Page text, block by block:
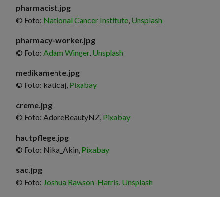
pharmacist.jpg
© Foto: National Cancer Institute, Unsplash
pharmacy-worker.jpg
© Foto: Adam Winger, Unsplash
medikamente.jpg
© Foto: katicaj, Pixabay
creme.jpg
© Foto: AdoreBeautyNZ, Pixabay
hautpflege.jpg
© Foto: Nika_Akin, Pixabay
sad.jpg
© Foto: Joshua Rawson-Harris, Unsplash